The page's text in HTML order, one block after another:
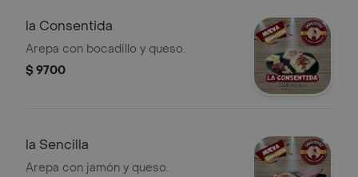
la Consentida
Arepa con bocadillo y queso.
$ 9700
la Sencilla
Arepa con jamón y queso.